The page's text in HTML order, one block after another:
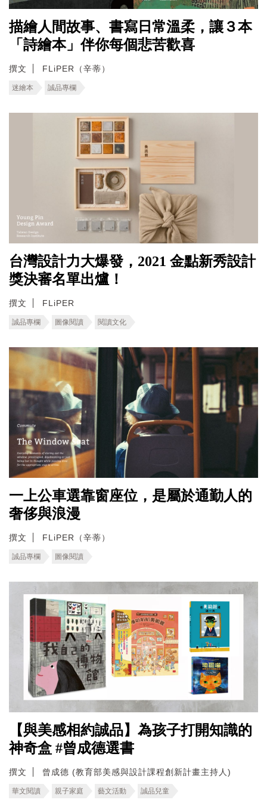
描繪人間故事、書寫日常溫柔，讓３本
「詩繪本」伴你每個悲苦歡喜
撰文 FLiPER（辛蒂）
迷繪本 誠品專欄
台灣設計力大爆發，2021 金點新秀設計
獎決審名單出爐！
撰文 FLiPER
誠品專欄 圖像閱讀 閱讀文化
一上公車選靠窗座位，是屬於通勤人的
奢侈與浪漫
撰文 FLiPER（辛蒂）
誠品專欄 圖像閱讀
【與美感相約誠品】為孩子打開知識的
神奇盒 #曾成德選書
撰文 曾成德 (教育部美感與設計課程創新計畫主持人)
華文閱讀 親子家庭 藝文活動 誠品兒童